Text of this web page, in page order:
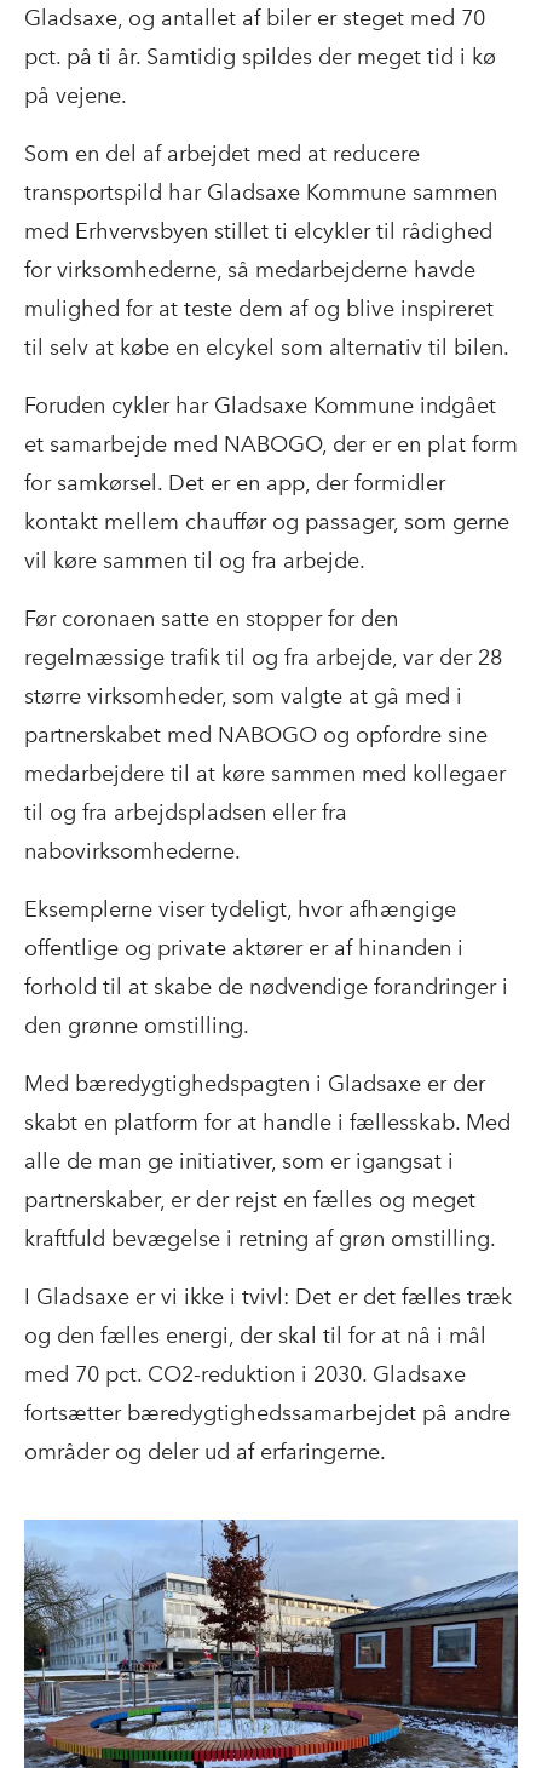
Gladsaxe, og antallet af biler er steget med 70
pct. på ti år. Samtidig spildes der meget tid i kø
på vejene.
Som en del af arbejdet med at reducere
transportspild har Gladsaxe Kommune sammen
med Erhvervsbyen stillet ti elcykler til rådighed
for virksomhederne, så medarbejderne havde
mulighed for at teste dem af og blive inspireret
til selv at købe en elcykel som alternativ til bilen.
Foruden cykler har Gladsaxe Kommune indgået
et samarbejde med NABOGO, der er en plat form
for samkørsel. Det er en app, der formidler
kontakt mellem chauffør og passager, som gerne
vil køre sammen til og fra arbejde.
Før coronaen satte en stopper for den
regelmæssige trafik til og fra arbejde, var der 28
større virksomheder, som valgte at gå med i
partnerskabet med NABOGO og opfordre sine
medarbejdere til at køre sammen med kollegaer
til og fra arbejdspladsen eller fra
nabovirksomhederne.
Eksemplerne viser tydeligt, hvor afhængige
offentlige og private aktører er af hinanden i
forhold til at skabe de nødvendige forandringer i
den grønne omstilling.
Med bæredygtighedspagten i Gladsaxe er der
skabt en platform for at handle i fællesskab. Med
alle de man ge initiativer, som er igangsat i
partnerskaber, er der rejst en fælles og meget
kraftfuld bevægelse i retning af grøn omstilling.
I Gladsaxe er vi ikke i tvivl: Det er det fælles træk
og den fælles energi, der skal til for at nå i mål
med 70 pct. CO2-reduktion i 2030. Gladsaxe
fortsætter bæredygtighedssamarbejdet på andre
områder og deler ud af erfaringerne.